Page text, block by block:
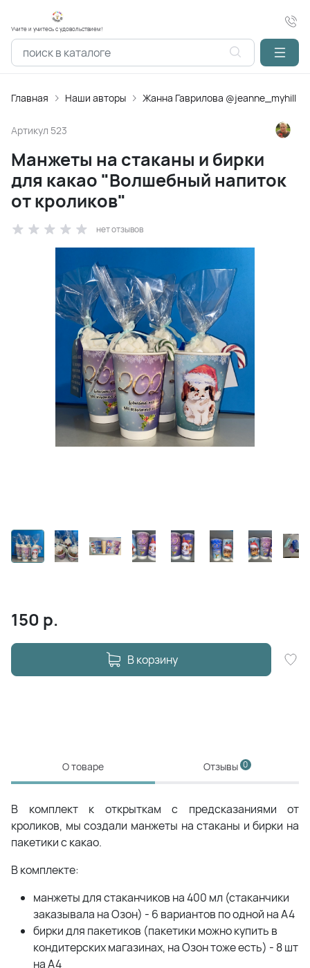
Учите и учитесь с удовольствием!
Главная Наши авторы Жанна Гаврилова @jeanne_myhill
Артикул 523
Манжеты на стаканы и бирки
для какао "Волшебный напиток
от кроликов"
нет отзывов
150 р.
В корзину
О товаре Отзывы 0
В комплект к открыткам с предсказаниями от
кроликов, мы создали манжеты на стаканы и бирки на
пакетики с какао.
В комплекте:
манжеты для стаканчиков на 400 мл (стаканчики
заказывала на Озон) - 6 вариантов по одной на А4
бирки для пакетиков (пакетики можно купить в
кондитерских магазинах, на Озон тоже есть) - 8 шт
на А4